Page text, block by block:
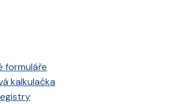
formuláře
kalkulačka